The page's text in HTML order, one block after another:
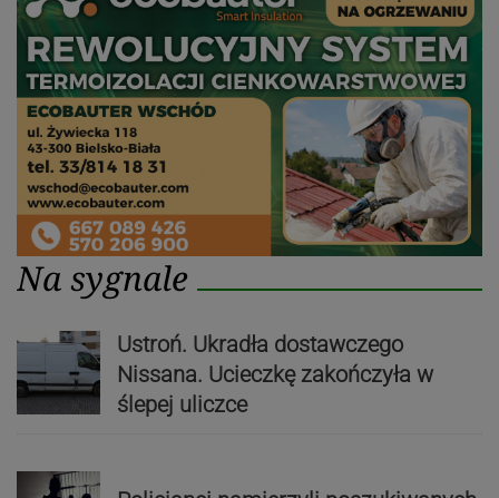
Na sygnale
Ustroń. Ukradła dostawczego
Nissana. Ucieczkę zakończyła w
ślepej uliczce